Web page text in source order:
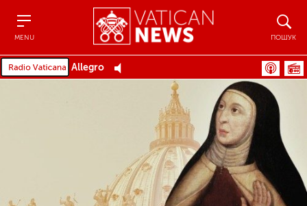
MENU ПОШУК
Allegro